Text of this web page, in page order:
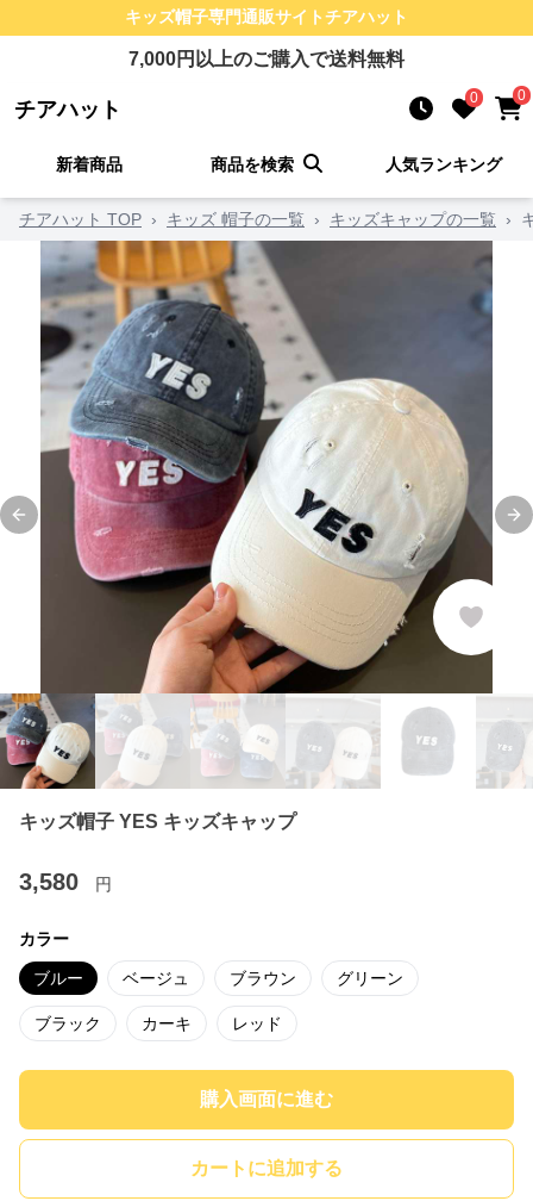
キッズ帽子専門通販サイトチアハット
7,000円以上のご購入で送料無料
チアハット 0 0
新着商品 商品を検索 人気ランキング
チアハット TOP › キッズ 帽子の一覧 › キッズキャップの一覧 ›
Previous slide
キッズ帽子 YES キッズキャップ
3,580 円
カラー
ブルー ベージュ ブラウン グリーン
ブラック カーキ レッド
購入画面に進む
カートに追加する